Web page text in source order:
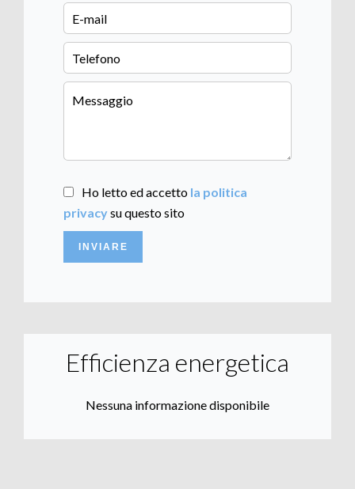
Ho letto ed accetto la politica
privacysu questo sito
INVIARE
Efficienza energetica
Nessuna informazione disponibile